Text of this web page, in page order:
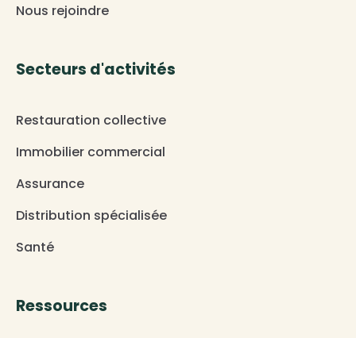
Nous rejoindre
Secteurs d'activités
Restauration collective
Immobilier commercial
Assurance
Distribution spécialisée
Santé
Ressources